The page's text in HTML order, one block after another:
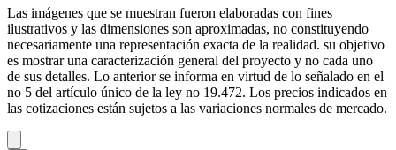
Las imágenes que se muestran fueron elaboradas con fines
ilustrativos y las dimensiones son aproximadas, no constituyendo
necesariamente una representación exacta de la realidad. su objetivo
es mostrar una caracterización general del proyecto y no cada uno
de sus detalles. Lo anterior se informa en virtud de lo señalado en el
no 5 del artículo único de la ley no 19.472. Los precios indicados en
las cotizaciones están sujetos a las variaciones normales de mercado.